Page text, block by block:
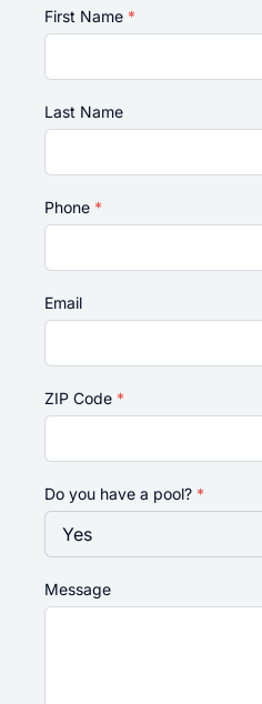
First Name *
Last Name
Phone *
Email
ZIP Code *
Do you have a pool? *
Message